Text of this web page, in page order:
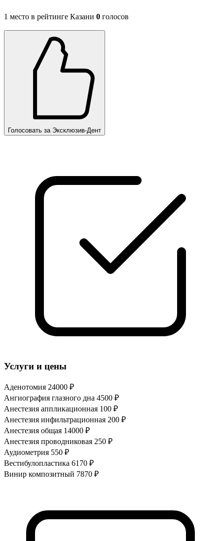
1 место в рейтинге Казани 0 голосов
Голосовать за Эксклюзив-Дент
Услуги и цены
Аденотомия 24000 ₽
Ангиография глазного дна 4500 ₽
Анестезия аппликационная 100 ₽
Анестезия инфильтрационная 200 ₽
Анестезия общая 14000 ₽
Анестезия проводниковая 250 ₽
Аудиометрия 550 ₽
Вестибулопластика 6170 ₽
Винир композитный 7870 ₽